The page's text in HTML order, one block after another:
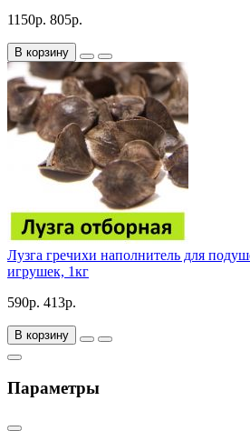
1150р. 805р.
В корзину
Лузга гречихи наполнитель для
игрушек, 1кг
590р. 413р.
В корзину
Параметры